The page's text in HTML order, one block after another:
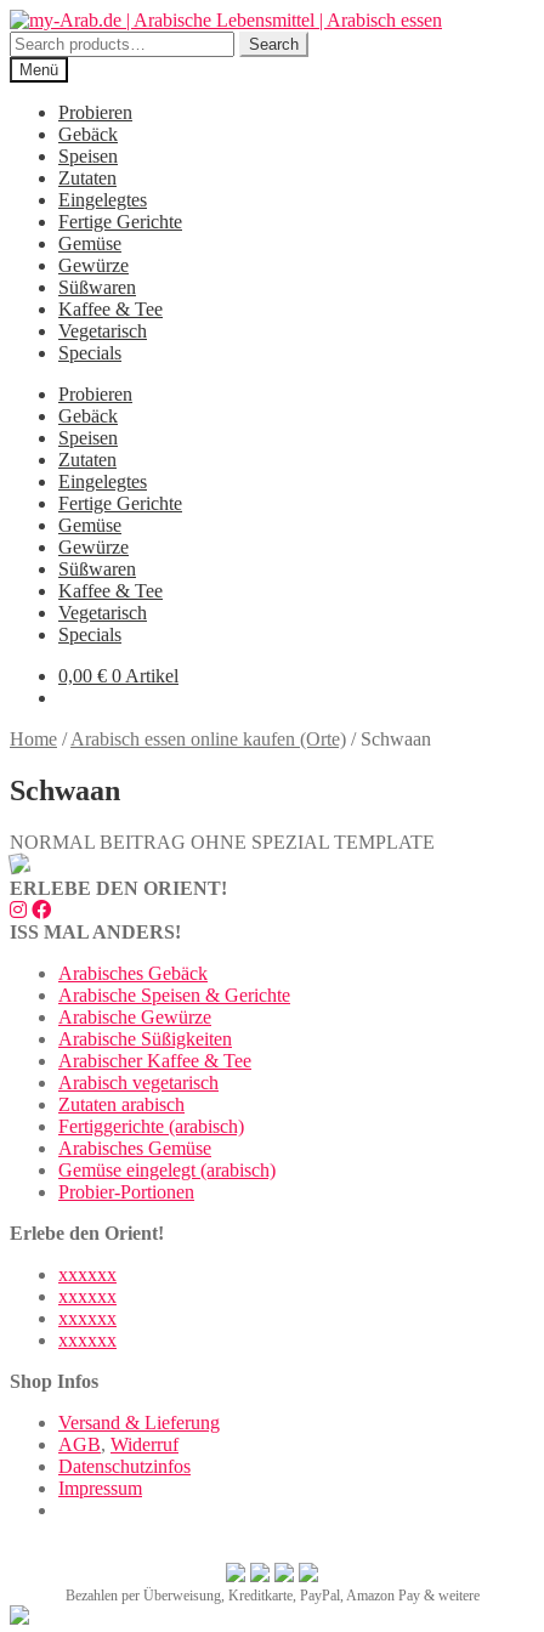
Zur
Navigation
springen
Zum
Inhalt
springen
Search
for:
Search
Menü
Probieren
Gebäck
Speisen
Zutaten
Eingelegtes
Fertige Gerichte
Gemüse
Gewürze
Süßwaren
Kaffee & Tee
Vegetarisch
Specials
Probieren
Gebäck
Speisen
Zutaten
Eingelegtes
Fertige Gerichte
Gemüse
Gewürze
Süßwaren
Kaffee & Tee
Vegetarisch
Specials
0,00 € 0 Artikel
Home /Arabisch essen online kaufen (Orte) / Schwaan
Schwaan
NORMAL BEITRAG OHNE SPEZIAL TEMPLATE
ERLEBE DEN ORIENT!
ISS MAL ANDERS!
Arabisches Gebäck
Arabische Speisen & Gerichte
Arabische Gewürze
Arabische Süßigkeiten
Arabischer Kaffee & Tee
Arabisch vegetarisch
Zutaten arabisch
Fertiggerichte (arabisch)
Arabisches Gemüse
Gemüse eingelegt (arabisch)
Probier-Portionen
Erlebe den Orient!
xxxxxx
xxxxxx
xxxxxx
xxxxxx
Shop Infos
Versand & Lieferung
AGB, Widerruf
Datenschutzinfos
Impressum